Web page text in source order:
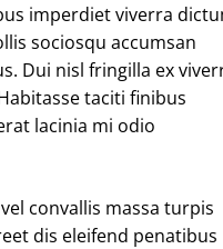
imperdiet viverra
sociosqu accumsan
Dui nisl fringilla ex
taciti finibus
lacinia mi odio
convallis massa turpis
dis eleifend penatibus